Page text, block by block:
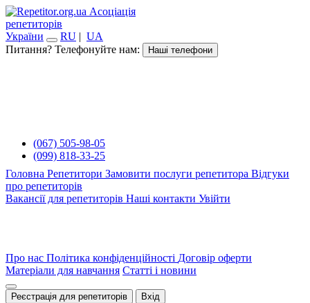
Асоціація
репетиторів
України
RU | UA
Питання? Телефонуйте нам:
Наші телефони
(067) 505-98-05
(099) 818-33-25
Головна Репетитори Замовити послуги репетитора Відгуки
про репетиторів
Вакансії для репетиторів Наші контакти Увійти
Про нас Політика конфіденційності Договір оферти
Матеріали для навчання Статті і новини
Реєстрація для репетиторів Вхід